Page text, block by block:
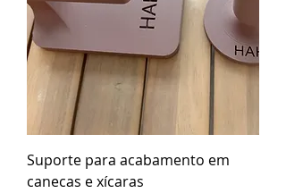
Suporte para acabamento em
canecas e xícaras